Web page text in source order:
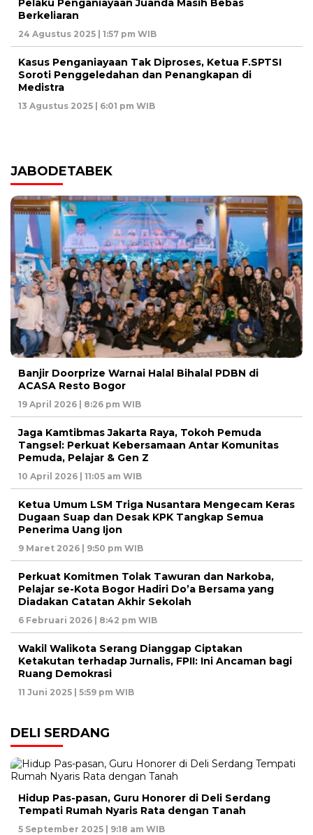
Pelaku Penganiayaan Juanda Masih Bebas
Berkeliaran
24 Agustus 2025 | 1:57 pm WIB
Kasus Penganiayaan Tak Diproses, Ketua F.SPTSI
Soroti Penggeledahan dan Penangkapan di
Medistra
13 Agustus 2025 | 6:01 pm WIB
JABODETABEK
Banjir Doorprize Warnai Halal Bihalal PDBN di
ACASA Resto Bogor
19 April 2026 | 8:26 pm WIB
Jaga Kamtibmas Jakarta Raya, Tokoh Pemuda
Tangsel: Perkuat Kebersamaan Antar Komunitas
Pemuda, Pelajar & Gen Z
10 April 2026 | 11:05 am WIB
Ketua Umum LSM Triga Nusantara Mengecam Keras
Dugaan Suap dan Desak KPK Tangkap Semua
Penerima Uang Ijon
9 Maret 2026 | 9:50 pm WIB
Perkuat Komitmen Tolak Tawuran dan Narkoba,
Pelajar se-Kota Bogor Hadiri Do’a Bersama yang
Diadakan Catatan Akhir Sekolah
6 Februari 2026 | 8:42 pm WIB
Wakil Walikota Serang Dianggap Ciptakan
Ketakutan terhadap Jurnalis, FPII: Ini Ancaman bagi
Ruang Demokrasi
11 Juni 2025 | 5:59 pm WIB
DELI SERDANG
Hidup Pas-pasan, Guru Honorer di Deli Serdang
Tempati Rumah Nyaris Rata dengan Tanah
5 September 2025 | 9:18 am WIB